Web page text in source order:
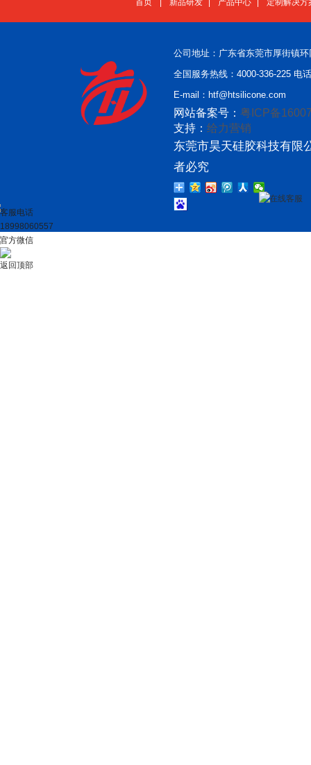
首页 新品研发 产品中心 定制解决方
公司地址：广东省东莞市厚街镇
全国服务热线：4000-336-225 电
E-mail：htf@htsilicone.com
网站备案号： 粤ICP备
支持： 给力营销
东莞市昊天硅胶科技有限
者必究
在线客服
客服电话
18998060557
官方微信
返回顶部